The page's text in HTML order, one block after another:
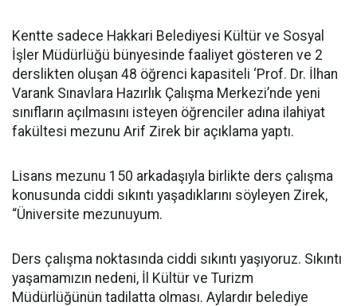
Kentte sadece Hakkari Belediyesi Kültür ve Sosyal
İşler Müdürlüğü bünyesinde faaliyet gösteren ve 2
derslikten oluşan 48 öğrenci kapasiteli ‘Prof. Dr. İlhan
Varank Sınavlara Hazırlık Çalışma Merkezi’nde yeni
sınıfların açılmasını isteyen öğrenciler adına ilahiyat
fakültesi mezunu Arif Zirek bir açıklama yaptı.
Lisans mezunu 150 arkadaşıyla birlikte ders çalışma
konusunda ciddi sıkıntı yaşadıklarını söyleyen Zirek,
“Üniversite mezunuyum.
Ders çalışma noktasında ciddi sıkıntı yaşıyoruz. Sıkıntı
yaşamamızın nedeni, İl Kültür ve Turizm
Müdürlüğünün tadilatta olması. Aylardır belediye